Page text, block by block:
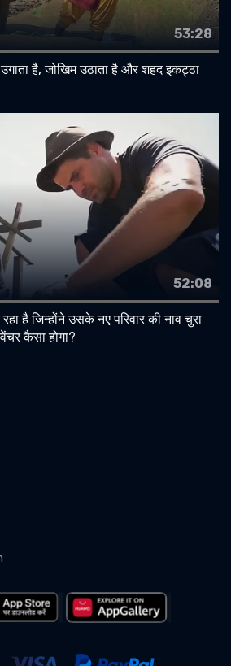
53:28
है, जोखिम उठाता है और शहद इकट्ठा
52:08
है जिन्होंने उसके नए परिवार की नाव चुरा
कैसा होगा?